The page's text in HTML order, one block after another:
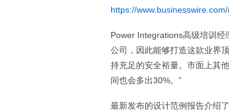
https://
Power Integrations高级培训经
公司，因此能够打造这款业界
持充足的安全裕量。市面上其
间也会多出30%。”
最新发布的设计范例报告介绍